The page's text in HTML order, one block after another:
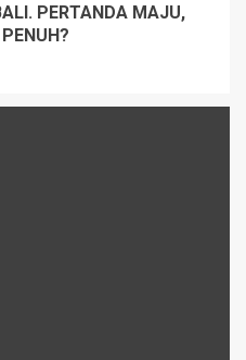
PERTANDA MAJU,